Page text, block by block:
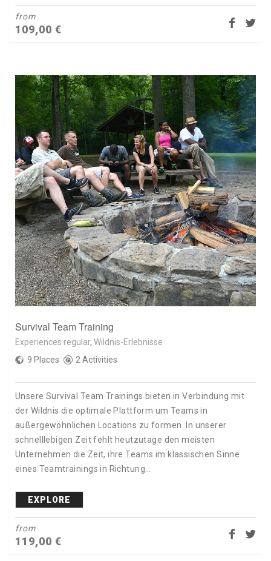
from
109,00 €
Survival Team Training
Experiences regular, Wildnis-Erlebnisse
9 Places
2 Activities
Unsere Survival Team Trainings bieten in Verbindung mit
der Wildnis die optimale Plattform um Teams in
außergewöhnlichen Locations zu formen. In unserer
schnelllebigen Zeit fehlt heutzutage den meisten
Unternehmen die Zeit, ihre Teams im klassischen Sinne
eines Teamtrainings in Richtung…
EXPLORE
from
119,00 €